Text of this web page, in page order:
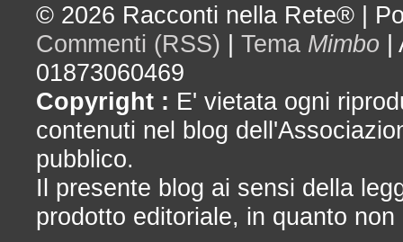
© 2026 Racconti nella Rete® |
Commenti (RSS) | Tema Mimbo |
01873060469
Copyright : E' vietata ogni
contenuti nel blog
pubblico.
Il presente blog ai sensi della
prodotto editoriale, in quanto